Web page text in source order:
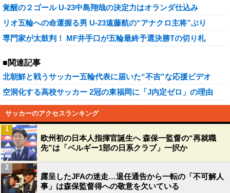
覚醒の２ゴール U-23中島翔哉の決定力はオランダ仕込み
リオ五輪への命運握る男 U-23遠藤航の“アナクロ主将”ぶり
専門家が太鼓判！ MF井手口が五輪最終予選決勝Tの切り札
■関連記事
北朝鮮と戦うサッカー五輪代表に届いた“不吉”な応援ビデオ
空洞化する高校サッカー 2冠の東福岡に「J内定ゼロ」の理由
サッカーのアクセスランキング
欧州初の日本人指揮官誕生へ 森保一監督の“再就職
先”は「ベルギー1部の日系クラブ」一択か
1
露呈したJFAの迷走…退任通告から一転の「不可解人
事」は森保監督得への敬意を欠いている
2